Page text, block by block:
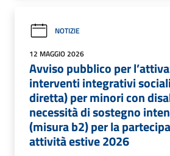
NOTIZIE
12 MAGGIO 2026
Avviso pubblico per
interventi integrativi
diretta) per minori con
necessità di sostegno
(misura b2) per la
attività estive 2026